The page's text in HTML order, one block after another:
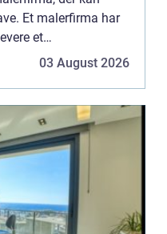
Et malerfirma har
et
Dog er der nogle
03 August 2026